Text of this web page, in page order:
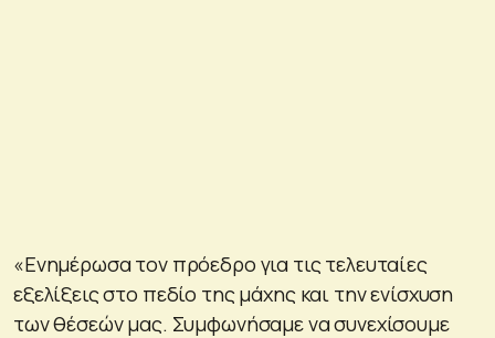
«Ενημέρωσα τον πρόεδρο για τις τελευταίες
εξελίξεις στο πεδίο της μάχης και την ενίσχυση
των θέσεών μας. Συμφωνήσαμε να συνεχίσουμε